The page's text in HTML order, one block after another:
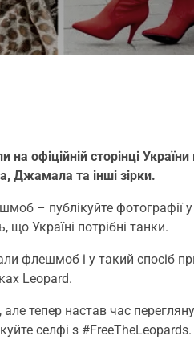
офіційній сторінці
Джамала та інші зірки.
– публікуйте фотографії у
Україні потрібні танки.
флешмоб і у такий спосіб
Leopard.
тепер настав час
селфі з